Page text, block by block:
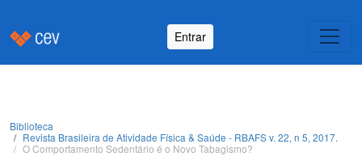
Entrar
Biblioteca
Revista Brasileira de Atividade Física & Saúde - RBAFS v. 22, n 5, 2017.
O Comportamento Sedentário é o Novo Tabagismo?